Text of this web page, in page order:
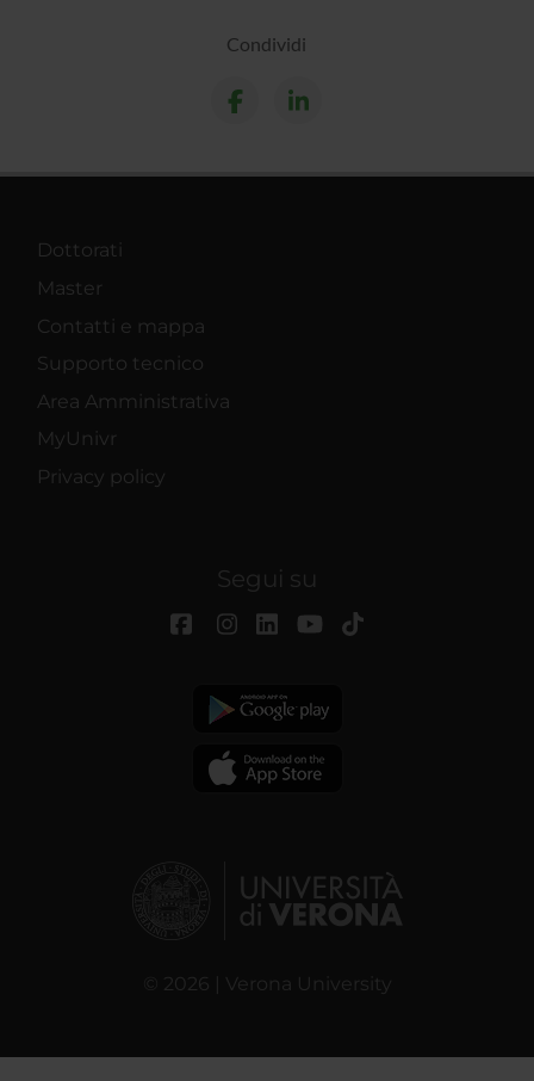
Condividi
Dottorati
Master
Contatti e mappa
Supporto tecnico
Area Amministrativa
MyUnivr
Privacy policy
Segui su
© 2026 | Verona University